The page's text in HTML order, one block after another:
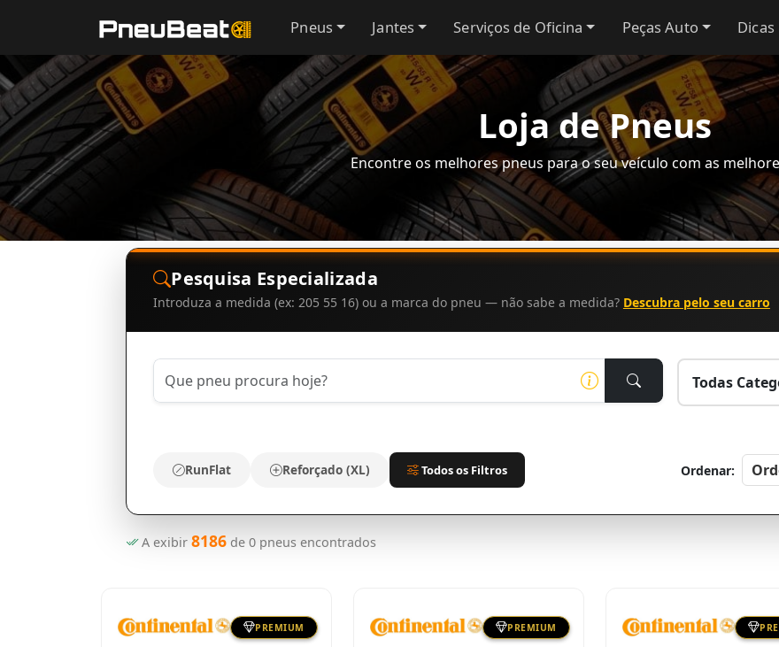
Pneus Jantes Serviços de Oficina Peças Auto Dicas
Loja de Pneus
Encontre os melhores pneus para o seu veículo com as
Pesquisa Especializada
Introduza a medida (ex: 205 55 16) ou a marca do pneu — não sabe a medida? Descubra pelo seu carro
RunFlat Reforçado (XL) Todos os Filtros Ordenar:
A exibir 8186de 0pneus encontrados
PREMIUM PREMIUM